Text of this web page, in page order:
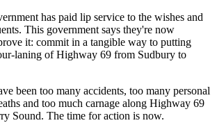
has paid lip service to the wishes and
This government says they're now
it: commit in a tangible way to putting
laning of Highway 69 from Sudbury to
been too many accidents, too many personal
and too much carnage along Highway 69
Sound. The time for action is now.